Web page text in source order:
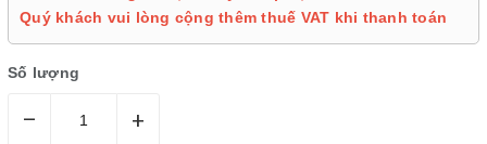
Quý khách vui lòng cộng thêm thuế VAT khi thanh toán
Số lượng
– +